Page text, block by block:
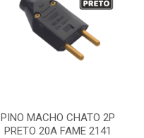
PINO MACHO CHATO 2P
PRETO 20A FAME 2141